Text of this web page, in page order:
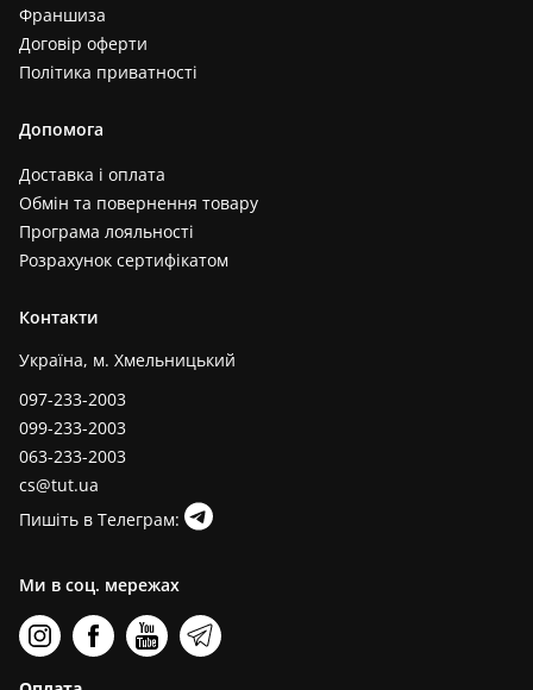
Франшиза
Договір оферти
Політика приватності
Допомога
Доставка і оплата
Обмін та повернення товару
Програма лояльності
Розрахунок сертифікатом
Контакти
Україна, м. Хмельницький
097-233-2003
099-233-2003
063-233-2003
cs@tut.ua
Пишіть в Телеграм:
Ми в соц. мережах